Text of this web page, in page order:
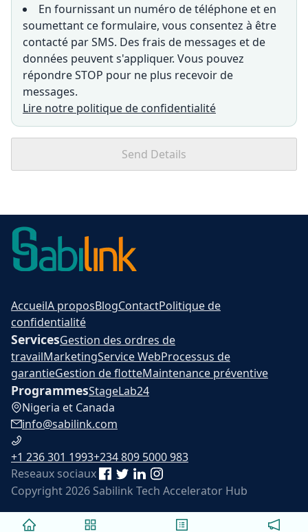
En fournissant un numéro de téléphone et en
soumettant ce formulaire, vous consentez à être
contacté par SMS. Des frais de messages et de
données peuvent s'appliquer. Vous pouvez
répondre STOP pour ne plus recevoir de
messages.
Lire notre politique de confidentialité
Send Details
AccueilA proposBlogContactPolitique de
confidentialité
ServicesGestion des ordres de
travailMarketingService WebProcessus de
garantieGestion de flotteMaintenance préventive
ProgrammesStageLab24
Nigeria et Canada
info@sabilink.com
+1 236 301 1993+234 809 5000 983
Reseaux sociaux
Copyright 2026 Sabilink Tech Accelerator Hub